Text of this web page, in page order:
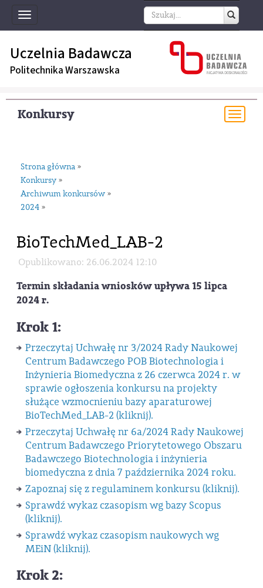
Toggle
navigation
Uczelnia Badawcza
Politechnika Warszawska
Konkursy
Strona główna »
Konkursy »
Archiwum konkursów »
2024 »
BioTechMed_LAB-2
Opublikowano: 26.06.2024 12:10
Termin składania wniosków upływa 15 lipca
2024 r.
Krok 1:
Przeczytaj Uchwałę nr 3/2024 Rady Naukowej
Centrum Badawczego POB Biotechnologia i
Inżynieria Biomedyczna z 26 czerwca 2024 r. w
sprawie ogłoszenia konkursu na projekty
służące wzmocnieniu bazy aparaturowej
BioTechMed_LAB-2 (kliknij).
Przeczytaj Uchwałę nr 6a/2024 Rady Naukowej
Centrum Badawczego Priorytetowego Obszaru
Badawczego Biotechnologia i inżynieria
biomedyczna z dnia 7 października 2024 roku.
Zapoznaj się z regulaminem konkursu (kliknij).
Sprawdź wykaz czasopism wg bazy Scopus
(kliknij).
Sprawdź wykaz czasopism naukowych wg
MEiN (kliknij).
Krok 2: